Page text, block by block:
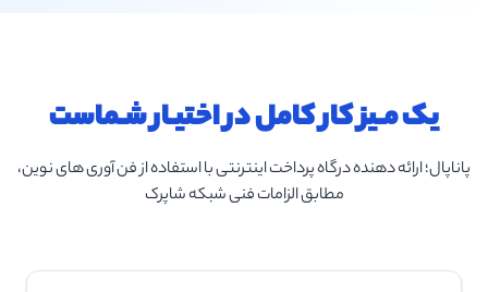
یک مـیز کار کامل در اختیـار شـماست
پاناپال؛ ارائه دهنده درگاه پرداخت اینترنتی با استفاده از فن آوری های نوین،
مطابق الزامات فنی شبکه شاپرک